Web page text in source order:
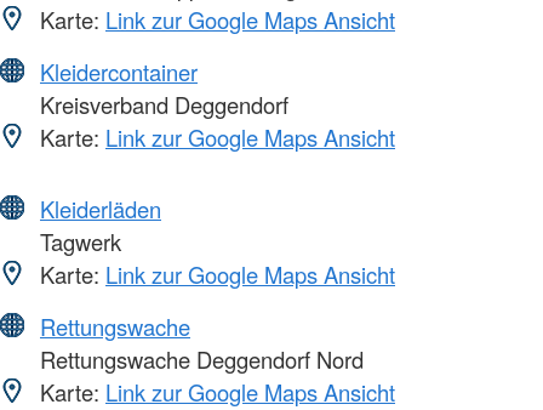
Karte: Link zur Google Maps Ansicht
Kleidercontainer
Kreisverband Deggendorf
Karte: Link zur Google Maps Ansicht
Kleiderläden
Tagwerk
Karte: Link zur Google Maps Ansicht
Rettungswache
Rettungswache Deggendorf Nord
Karte: Link zur Google Maps Ansicht